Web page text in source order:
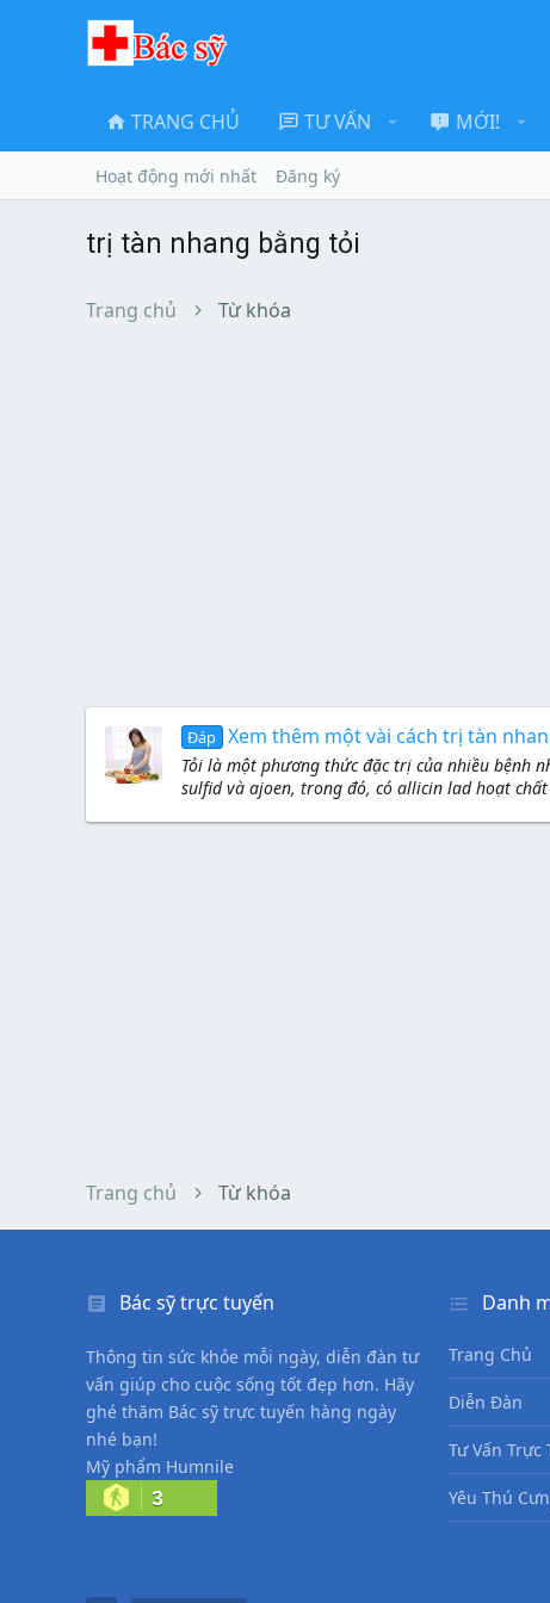
TRANG CHỦ TƯ VẤN MỚI!
Hoạt động mới nhất Đăng ký
trị tàn nhang bằng tỏi
Trang chủ Từ khóa
Đáp Xem thêm một vài cách trị tàn
Tỏi là một phương thức đặc trị của nhiều bệnh
sulfid và ajoen, trong đó, có allicin lad hoạt
Trang chủ Từ khóa
Bác sỹ trực tuyến
Thông tin sức khỏe mỗi ngày, diễn đàn tư
vấn giúp cho cuộc sống tốt đẹp hơn. Hãy
ghé thăm Bác sỹ trực tuyến hàng ngày
nhé bạn!
Mỹ phẩm Humnile
3
Danh
Trang Chủ
Diễn Đàn
Tư Vấn Trực
Yêu Thú